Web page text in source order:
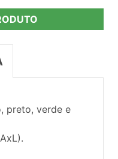
preto, verde e